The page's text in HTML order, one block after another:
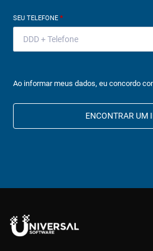
SEU TELEFONE*
Ao informar meus dados, eu concordo
ENCONTRAR UM